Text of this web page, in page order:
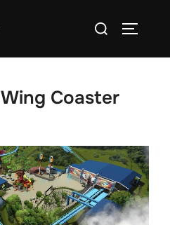
Zoek
Wing Coaster